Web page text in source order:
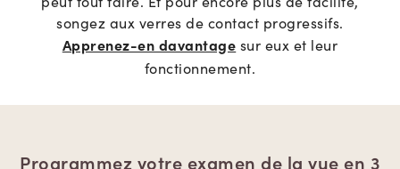
songez aux verres de contact progressifs.
Apprenez-en davantage sur eux et leur
fonctionnement.
Programmez votre examen de la vue en 3